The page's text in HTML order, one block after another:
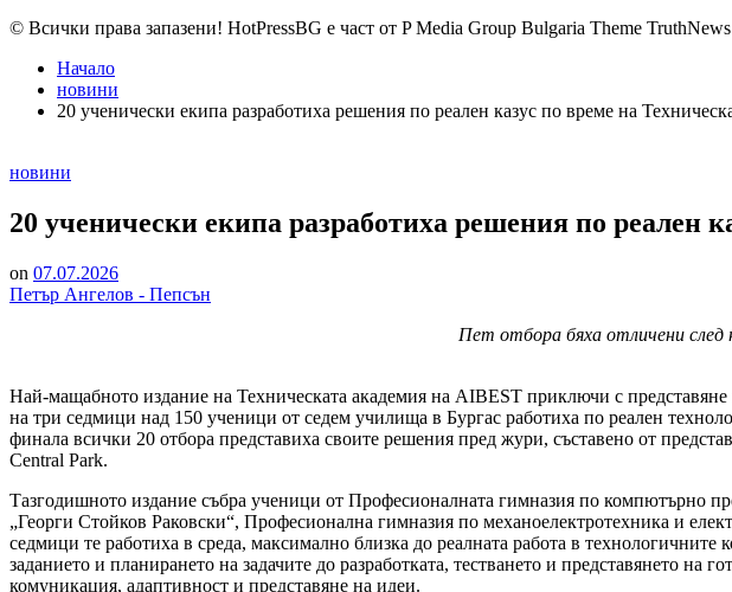
© Всички права запазени! HotPressBG е част от P Media Group Bulgaria Theme
Начало
новини
20 ученически екипа разработиха решения по реален казус по време на
Posted
новини
20 ученически екипа разработиха решения по реален
on 07.07.2026
Петър Ангелов - Пепсън
Пет отбора бяха отличени
Най-мащабното издание на Техническата академия на AIBEST приключи с
на три седмици над 150 ученици от седем училища в Бургас работиха по реален
финала всички 20 отбора представиха своите решения пред жури, съставено от
Central Park.
Тазгодишното издание събра ученици от Професионалната гимназия по
„Георги Стойков Раковски“, Професионална гимназия по механоелектротехника и
седмици те работиха в среда, максимално близка до реалната работа в
заданието и планирането на задачите до разработката, тестването и представянето
комуникация, адаптивност и представяне на идеи.